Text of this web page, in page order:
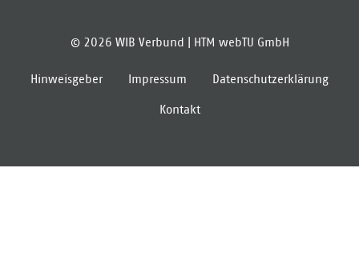
© 2026 WIB Verbund | HTM webTU GmbH
Hinweisgeber Impressum Datenschutzerklärung
Kontakt